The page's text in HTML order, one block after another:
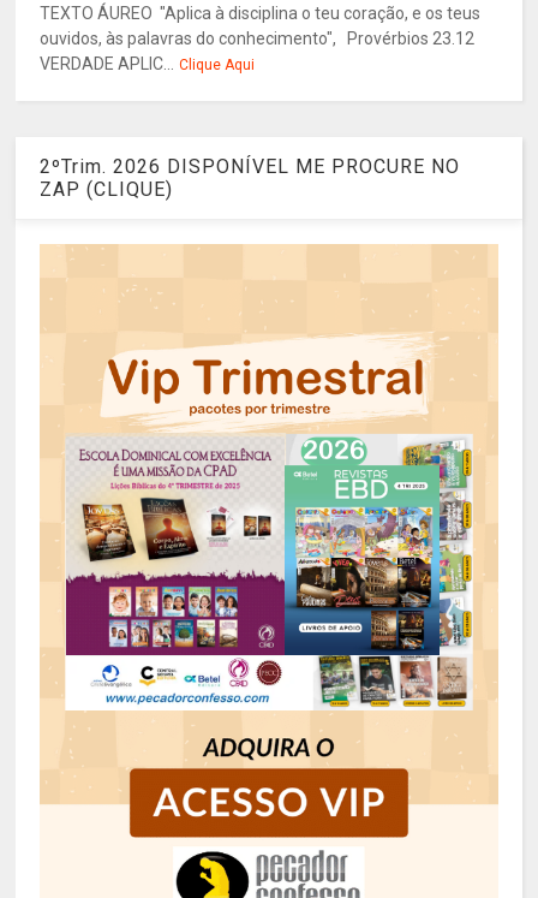
TEXTO ÁUREO "Aplica à disciplina o teu coração, e os teus
ouvidos, às palavras do conhecimento", Provérbios 23.12
VERDADE APLIC... Clique Aqui
2ºTrim. 2026 DISPONÍVEL ME PROCURE NO
ZAP (CLIQUE)